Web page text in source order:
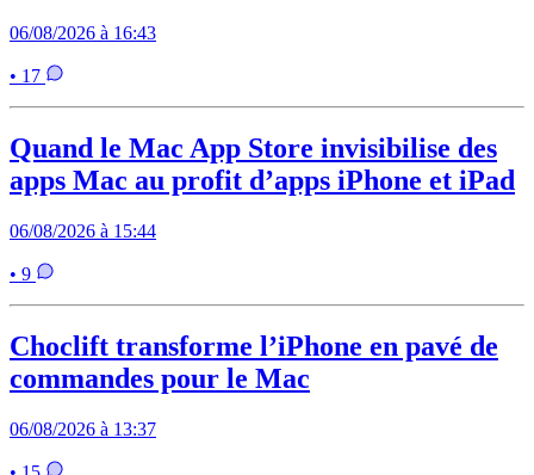
06/08/2026 à 16:43
• 17
Quand le Mac App Store invisibilise des
apps Mac au profit d’apps iPhone et iPad
06/08/2026 à 15:44
• 9
Choclift transforme l’iPhone en pavé de
commandes pour le Mac
06/08/2026 à 13:37